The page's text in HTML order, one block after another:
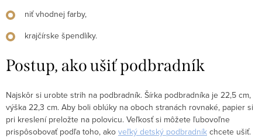
niť vhodnej farby,
krajčírske špendlíky.
Postup, ako ušiť podbradník
Najskôr si urobte strih na podbradník. Šírka podbradníka je 22,5 cm,
výška 22,3 cm. Aby boli oblúky na oboch stranách rovnaké, papier si
pri kreslení preložte na polovicu. Veľkosť si môžete ľubovoľne
prispôsobovať podľa toho, ako veľký detský podbradník chcete ušiť.